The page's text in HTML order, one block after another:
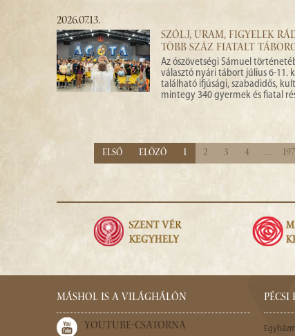
2026.07.13.
SZÓLJ, URAM, FIGYELEK
TÖBB SZÁZ FIATALT
Az ószövetségi Sámuel
választó nyári tábort július 6-11.
található ifjúsági, szabadidős,
mintegy 340 gyermek és fiatal
Első Előző 1 2 3 4 … 197
MÁSHOL IS A VILÁGHÁLÓN
YOUTUBE-CSATORNA
PÉCSI